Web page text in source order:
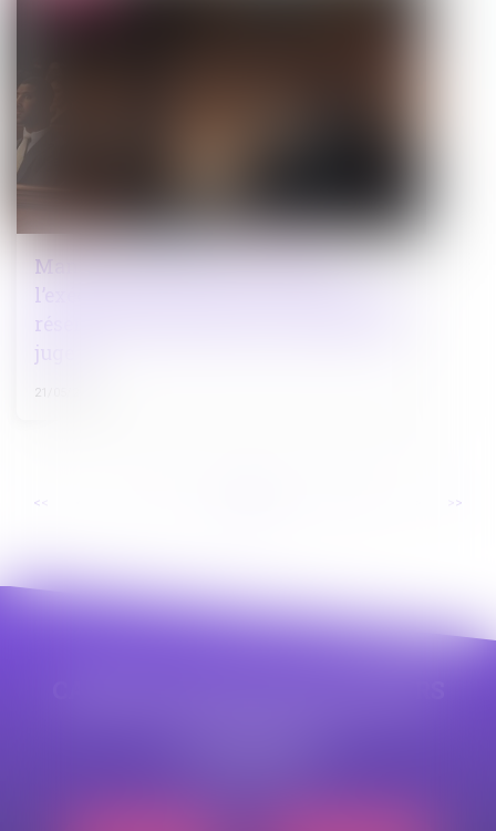
Mandat de dépôt à effet différé :
l’exécution provisoire est validée sous
réserve d’une motivation renforcée du
juge !
21/05/2026
<< >>